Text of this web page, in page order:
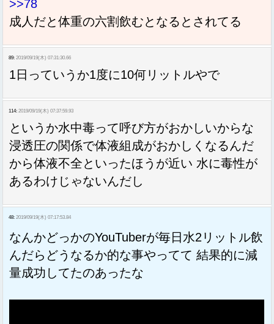
>>78
成人だと体重の六割飲むとなるとされてる
89: 2019/09/19(木) 07:31:30.66
1日っていうか1度に10何リットルやで
114: 2019/09/19(木) 07:37:59.93
というか水中毒って呼び方がおかしいからな
浸透圧の関係で体液組成がおかしくなるんだ
から体液不全といったほうが近い 水に毒性が
あるわけじゃないんだし
48: 2019/09/19(木) 07:17:53.84
なんかどっかのYouTuberが毎日水2リットル飲
んだらどうなるか的な事やってて 結果的に減
量成功してたのあったな